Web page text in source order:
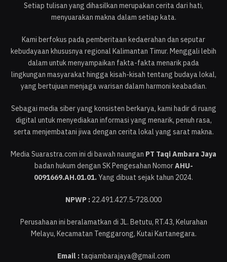
Setiap tulisan yang dihasilkan merupakan cerita dari hati,
menyuarakan makna dalam setiap kata.
Kami berfokus pada pemberitaan kedaerahan dan seputar
kebudayaan khususnya regional Kalimantan Timur. Menggali lebih
dalam untuk menyampaikan fakta-fakta menarik pada
lingkungan masyarakat hingga kisah-kisah tentang budaya lokal,
yang bertujuan menjaga warisan dalam harmoni keabadian.
Sebagai media siber yang konsisten berkarya, kami hadir di ruang
digital untuk menyediakan informasi yang menarik, penuh rasa,
serta menjembatani jiwa dengan cerita lokal yang sarat makna.
Media Suarastra.com ini di bawah naungan PT Taqi Ambara Jaya
badan hukum dengan SK Pengesahan NomorAHU-
0091669.AH.01.01.Yang dibuat sejak tahun 2024.
NPWP : 22.491.427.5-728.000
Perusahaan ini beralamatkan di JL. Betutu, RT.43, Kelurahan
Melayu, Kecamatan Tenggarong, Kutai Kartanegara.
Email :taqiambarajaya@gmail.com